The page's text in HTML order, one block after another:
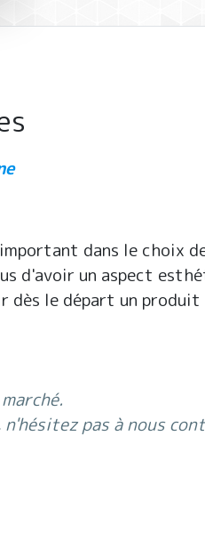
dans le choix
d'avoir un aspect
le départ un
pas à nous